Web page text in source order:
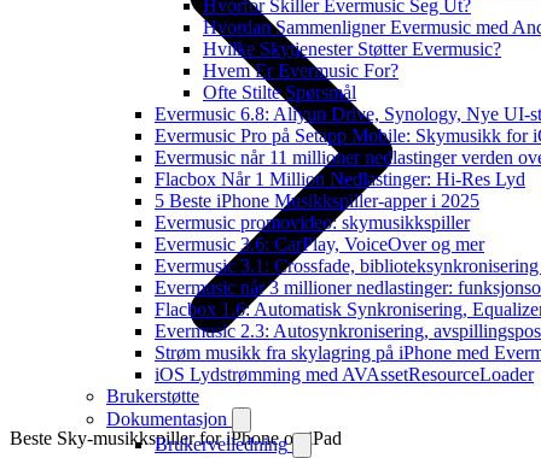
Hvorfor Skiller Evermusic Seg Ut?
Hvordan Sammenligner Evermusic med
Hvilke Skytjenester Støtter Evermusic?
Hvem Er Evermusic For?
Ofte Stilte Spørsmål
Evermusic 6.8: Aliyun Drive, Synology, Nye UI-
Evermusic Pro på Setapp Mobile: Skymusikk for
Evermusic når 11 millioner nedlastinger verden
Flacbox Når 1 Million Nedlastinger: Hi-Res Lyd
5 Beste iPhone Musikkspiller-apper i 2025
Evermusic promovideo: skymusikkspiller
Evermusic 3.6: CarPlay, VoiceOver og mer
Evermusic 3.1: Crossfade,
Evermusic når 3 millioner nedlastinger:
Flacbox 1.6: Automatisk Synkronisering,
Evermusic 2.3: Autosynkronisering,
Strøm musikk fra skylagring på iPhone med
iOS Lydstrømming med AVAssetResourceLoader
Brukerstøtte
Dokumentasjon
Brukerveiledning
Beste Sky-musikkspiller for iPhone og iPad